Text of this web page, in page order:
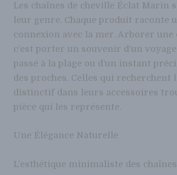
Les chaînes de cheville Éclat Marin
leur genre. Chaque produit raconte
connexion avec la mer. Arborer une
c’est porter un souvenir d’un
passé à la plage ou d’un instant
des proches. Celles qui recherchent
distinctif dans leurs accessoires
pièce qui les représente.
Une Élégance Naturelle
L’esthétique minimaliste des